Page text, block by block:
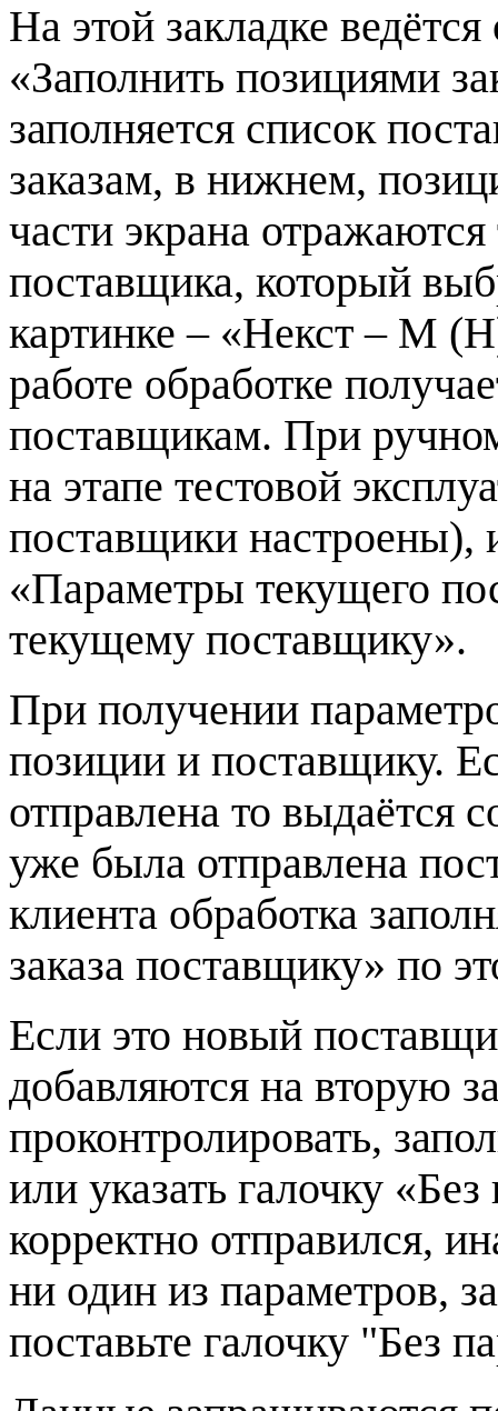
На этой закладке
«Заполнить позициями
заполняется список
заказам, в нижнем,
части экрана
поставщика, который
картинке – «Некст – М
работе обработке
поставщикам. При
на этапе тестовой
поставщики настроены),
«Параметры текущего
текущему поставщику».
При получении
позиции и поставщику.
отправлена то
уже была отправлена
клиента обработка
заказа поставщику» по
Если это новый
добавляются на вторую
проконтролировать,
или указать галочку
корректно отправился,
ни один из параметров,
поставьте галочку "Без